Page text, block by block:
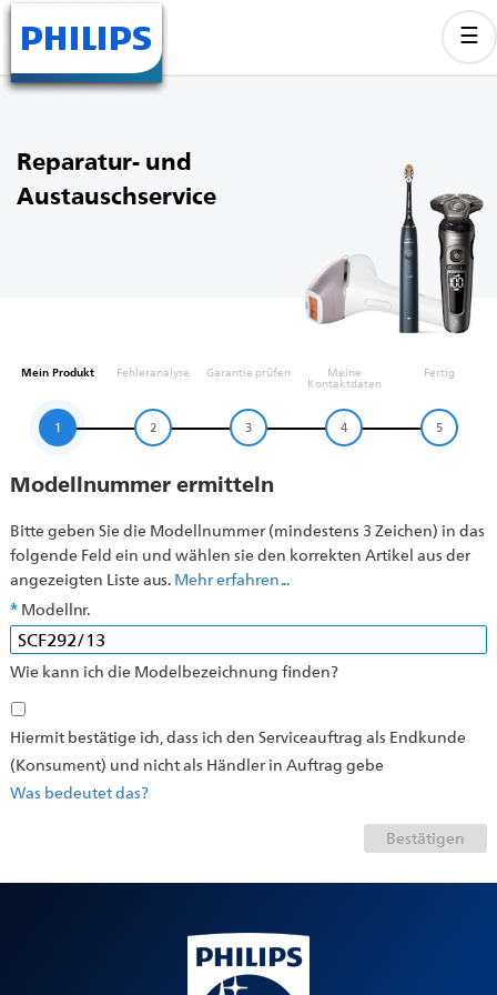
Reparatur- und
Austauschservice
Mein Produkt
1
Fehleranalyse
2
Garantie prüfen
3
Meine
Kontaktdaten
4
Fertig
5
Modellnummer ermitteln
Bitte geben Sie die Modellnummer (mindestens 3 Zeichen) in das
folgende Feld ein und wählen sie den korrekten Artikel aus der
angezeigten Liste aus.Mehr erfahren ...
Modellnr.
Wie kann ich die Modelbezeichnung finden?
Hiermit bestätige ich, dass ich den Serviceauftrag als Endkunde
(Konsument) und nicht als Händler in Auftrag gebe
Was bedeutet das?